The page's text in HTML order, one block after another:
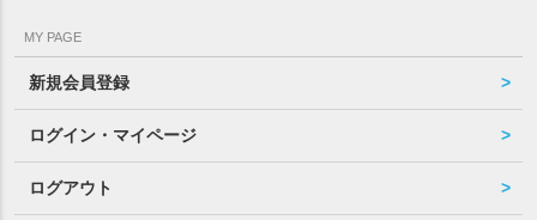
MY PAGE
新規会員登録
ログイン・マイページ
ログアウト